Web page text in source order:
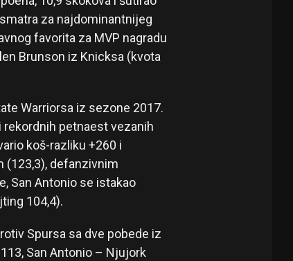
za najdominantnijeg
favorita za MVP nagradu
Brunson iz Knicksa (kvota
Warriorsa iz sezone 2017.
petnaest vezanih
koš-razliku +260 i
defanzivnim
San Antonio se istakao
104,4).
Spursa sa dve pobede iz
San Antonio – Njujork